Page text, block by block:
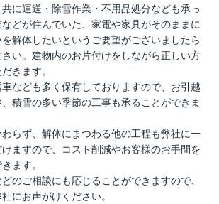
に運送・除雪作業・不用品処分なども承っ
どが住んでいた、家電や家具がそのままに
解体したいというご要望がございましたら
い。建物内のお片付けをしながら正しい方
きます。
なども多く保有しておりますので、お引越
積雪の多い季節の工事も承ることができま
らず、解体にまつわる他の工程も弊社に一
ますので、コスト削減やお客様のお手間を
ます。
のご相談にも応じることができますので、
にお声がけください。